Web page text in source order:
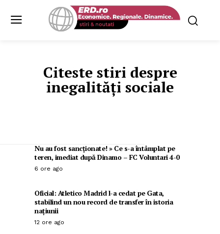
Citeste stiri despre
inegalități sociale
Nu au fost sancționate! » Ce s-a întâmplat pe
teren, imediat după Dinamo – FC Voluntari 4-0
6 ore ago
Oficial: Atletico Madrid l-a cedat pe Gata,
stabilind un nou record de transfer în istoria
națiunii
12 ore ago